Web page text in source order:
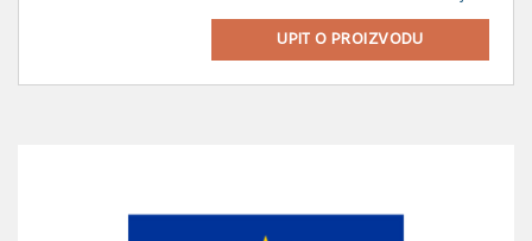
UPIT O PROIZVODU